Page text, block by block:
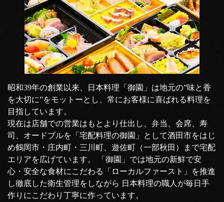
昭和39年の創業以来、日本料理「御園」は地元の”味と香
を大切に”をモットーとし、常にお客様に喜ばれる料理を
目指しています。
現在は店舗での営業はもとより仕出し、弁当、会席、寿
司、オードブルを「宅配料理の御園」として酒田市をはじ
め鶴岡市・庄内町・三川町、遊佐町（一部秋田）まで宅配
エリアを広げています。 「御園」では地元の新鮮で安
心・安全な食材にこだわる「ローカルファースト」を推進
し徹底した衛生管理をしながら 日本料理の職人が毎日手
作りにこだわり丁寧に作っています。